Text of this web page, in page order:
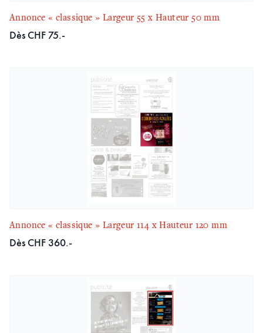
Annonce « classique » Largeur 55 x Hauteur 50 mm
Dès CHF 75.-
Annonce « classique » Largeur 114 x Hauteur 120 mm
Dès CHF 360.-